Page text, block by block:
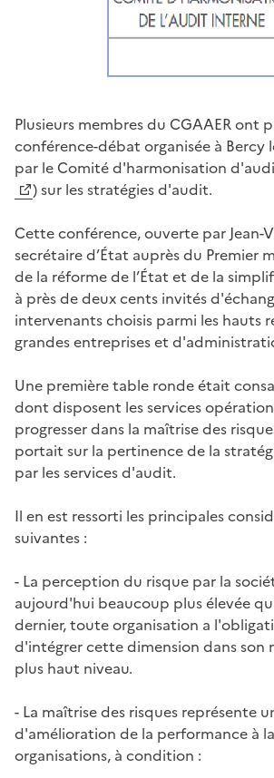
Plusieurs membres du CGAAER ont
conférence-débat organisée à Bercy
par le Comité d'harmonisation
) sur les stratégies d'audit.
Cette conférence, ouverte par Jean-
secrétaire d’État auprès du Premier
de la réforme de l’État et de la
à près de deux cents invités
intervenants choisis parmi les hauts
grandes entreprises et
Une première table ronde était
dont disposent les services
progresser dans la maîtrise des
portait sur la pertinence de la
par les services d'audit.
Il en est ressorti les principales
suivantes :
- La perception du risque par la
aujourd'hui beaucoup plus élevée
dernier, toute organisation a
d'intégrer cette dimension dans son
plus haut niveau.
- La maîtrise des risques représente
d'amélioration de la performance à
organisations, à condition :